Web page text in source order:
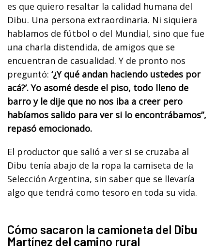
es que quiero resaltar la calidad humana del
Dibu. Una persona extraordinaria. Ni siquiera
hablamos de fútbol o del Mundial, sino que fue
una charla distendida, de amigos que se
encuentran de casualidad. Y de pronto nos
preguntó: ‘¿Y qué andan haciendo ustedes por
acá?’. Yo asomé desde el piso, todo lleno de
barro y le dije que no nos iba a creer pero
habíamos salido para ver si lo encontrábamos”,
repasó emocionado.
El productor que salió a ver si se cruzaba al
Dibu tenía abajo de la ropa la camiseta de la
Selección Argentina, sin saber que se llevaría
algo que tendrá como tesoro en toda su vida.
Cómo sacaron la camioneta del Dibu
Martínez del camino rural